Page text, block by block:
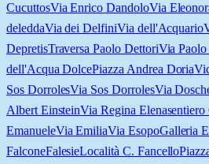
CucuttosVia Enrico DandoloVia
deleddaVia dei DelfiniVia dell'Acquario
DepretisTraversa Paolo DettoriVia
dell'Acqua DolcePiazza Andrea Doria
Sos DorrolesVia Sos DorrolesVia
Albert EinsteinVia Regina Elena
EmanueleVia EmiliaVia EsopoGalleria
FalconeFalesieLocalità C. Fancello